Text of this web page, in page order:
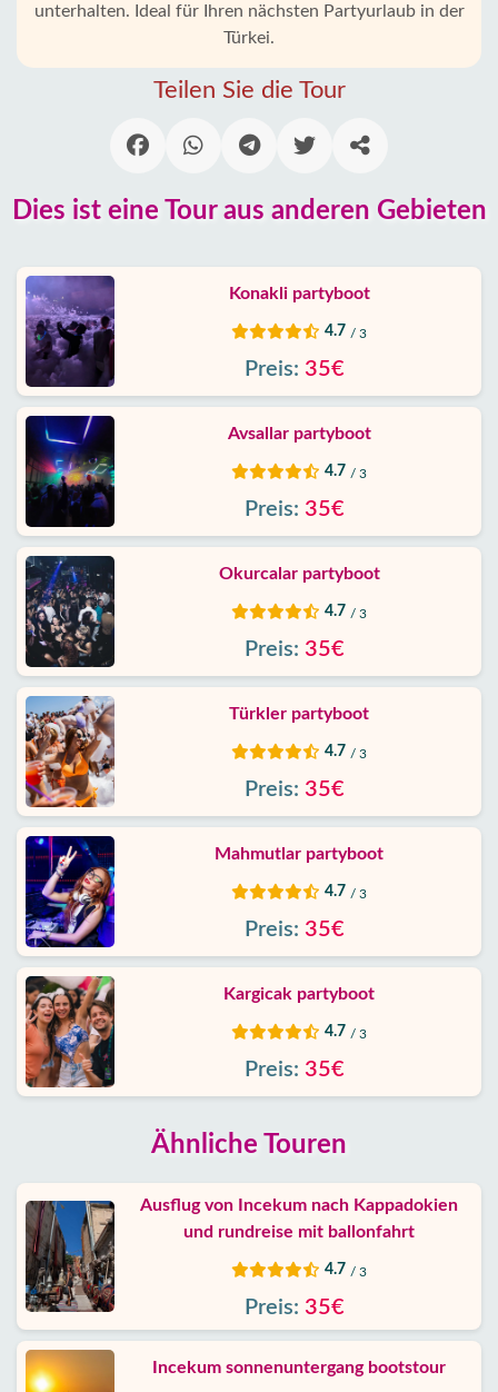
Incekum
Google
Über
uns
Dienste
Haftung
Schutz
Daten
Kontakt
unterhalten. Ideal für Ihren nächsten Partyurlaub in der
Türkei.
Teilen Sie die Tour
Dies ist eine Tour aus anderen Gebieten
Konakli partyboot
4.7 / 3
Preis: 35€
Avsallar partyboot
4.7 / 3
Preis: 35€
Okurcalar partyboot
4.7 / 3
Preis: 35€
Türkler partyboot
4.7 / 3
Preis: 35€
Mahmutlar partyboot
4.7 / 3
Preis: 35€
Kargicak partyboot
4.7 / 3
Preis: 35€
Ähnliche Touren
Ausflug von Incekum nach Kappadokien
und rundreise mit ballonfahrt
4.7 / 3
Preis: 35€
Incekum sonnenuntergang bootstour